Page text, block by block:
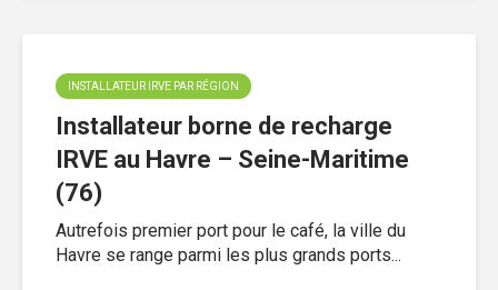
INSTALLATEUR IRVE PAR RÉGION
Installateur borne de recharge
IRVE au Havre – Seine-Maritime
(76)
Autrefois premier port pour le café, la ville du
Havre se range parmi les plus grands ports...